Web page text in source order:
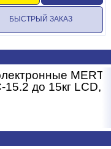
БЫСТРЫЙ ЗАКАЗ
MERTECH M-ER
LCD, 2г, без